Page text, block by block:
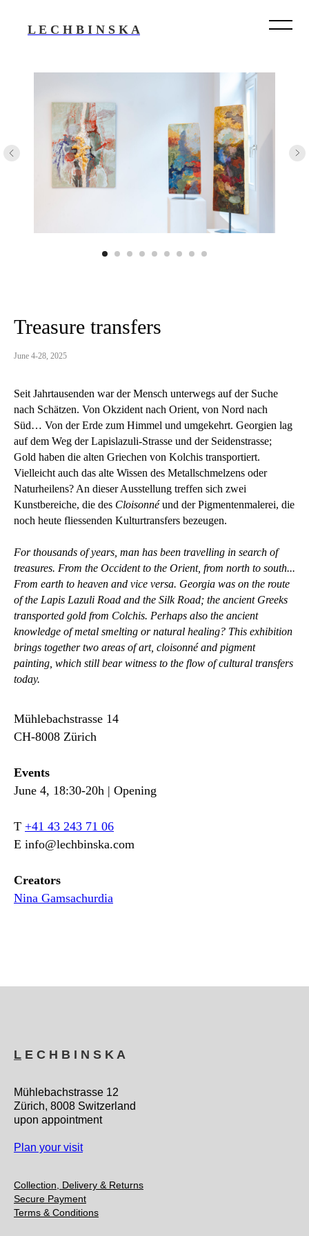
L E C H B I N S K A
Treasure transfers
June 4-28, 2025
Seit Jahrtausenden war der Mensch unterwegs auf der Suche
nach Schätzen. Von Okzident nach Orient, von Nord nach
Süd… Von der Erde zum Himmel und umgekehrt. Georgien lag
auf dem Weg der Lapislazuli-Strasse und der Seidenstrasse;
Gold haben die alten Griechen von Kolchis transportiert.
Vielleicht auch das alte Wissen des Metallschmelzens oder
Naturheilens? An dieser Ausstellung treffen sich zwei
Kunstbereiche, die des Cloisonnéund der Pigmentenmalerei, die
noch heute fliessenden Kulturtransfers bezeugen.
For thousands of years, man has been travelling in search of
treasures. From the Occident to the Orient, from north to south...
From earth to heaven and vice versa. Georgia was on the route
of the Lapis Lazuli Road and the Silk Road; the ancient Greeks
transported gold from Colchis. Perhaps also the ancient
knowledge of metal smelting or natural healing? This exhibition
brings together two areas of art, cloisonné and pigment
painting, which still bear witness to the flow of cultural transfers
today.
Mühlebachstrasse 14
CH-8008 Zürich
Events
June 4, 18:30-20h | Opening
T +41 43 243 71 06
E info@lechbinska.com
Creators
Nina Gamsachurdia
L E C H B I N S K A
Mühlebachstrasse 12
Zürich, 8008 Switzerland
upon appointment
Plan your visit
Collection, Delivery & Returns
Secure Payment
Terms & Conditions